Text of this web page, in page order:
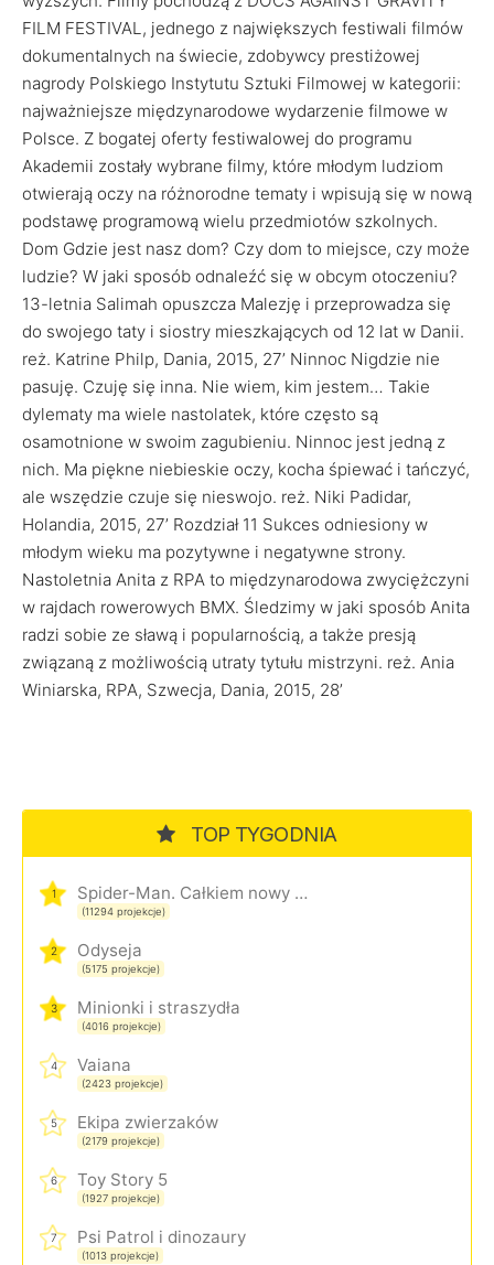
FILM FESTIVAL, jednego z największych festiwali filmów
dokumentalnych na świecie, zdobywcy prestiżowej
nagrody Polskiego Instytutu Sztuki Filmowej w kategorii:
najważniejsze międzynarodowe wydarzenie filmowe w
Polsce. Z bogatej oferty festiwalowej do programu
Akademii zostały wybrane filmy, które młodym ludziom
otwierają oczy na różnorodne tematy i wpisują się w nową
podstawę programową wielu przedmiotów szkolnych.
Dom Gdzie jest nasz dom? Czy dom to miejsce, czy może
ludzie? W jaki sposób odnaleźć się w obcym otoczeniu?
13-letnia Salimah opuszcza Malezję i przeprowadza się
do swojego taty i siostry mieszkających od 12 lat w Danii.
reż. Katrine Philp, Dania, 2015, 27’ Ninnoc Nigdzie nie
pasuję. Czuję się inna. Nie wiem, kim jestem… Takie
dylematy ma wiele nastolatek, które często są
osamotnione w swoim zagubieniu. Ninnoc jest jedną z
nich. Ma piękne niebieskie oczy, kocha śpiewać i tańczyć,
ale wszędzie czuje się nieswojo. reż. Niki Padidar,
Holandia, 2015, 27’ Rozdział 11 Sukces odniesiony w
młodym wieku ma pozytywne i negatywne strony.
Nastoletnia Anita z RPA to międzynarodowa zwyciężczyni
w rajdach rowerowych BMX. Śledzimy w jaki sposób Anita
radzi sobie ze sławą i popularnością, a także presją
związaną z możliwością utraty tytułu mistrzyni. reż. Ania
Winiarska, RPA, Szwecja, Dania, 2015, 28’
TOP TYGODNIA
1 Spider-Man. Całkiem nowy dzień
(11294 projekcje)
2 Odyseja
(5175 projekcje)
3 Minionki i straszydła
(4016 projekcje)
4 Vaiana
(2423 projekcje)
5 Ekipa zwierzaków
(2179 projekcje)
6 Toy Story 5
(1927 projekcje)
7 Psi Patrol i dinozaury
(1013 projekcje)